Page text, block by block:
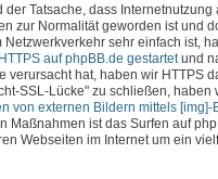
der Tatsache, dass
zur Normalität geworden ist und
Netzwerkverkehr sehr einfach ist,
auf phpBB.de gestartetund
verursacht hat, haben wir HTTPS
SSL-Lücke" zu schließen, haben
von externen Bildern mittels [img]-
Maßnahmen ist das Surfen auf
Webseiten im Internet um ein